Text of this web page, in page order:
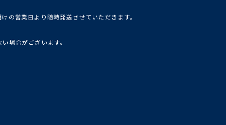
の営業日より随時発送させていただきます。
場合がございます。